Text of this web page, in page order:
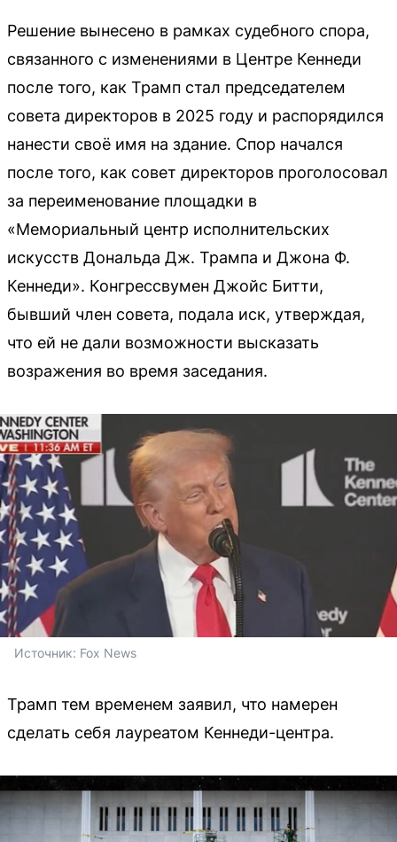
Решение вынесено в рамках судебного спора,
связанного с изменениями в Центре Кеннеди
после того, как Трамп стал председателем
совета директоров в 2025 году и распорядился
нанести своё имя на здание. Спор начался
после того, как совет директоров проголосовал
за переименование площадки в
«Мемориальный центр исполнительских
искусств Дональда Дж. Трампа и Джона Ф.
Кеннеди». Конгрессвумен Джойс Битти,
бывший член совета, подала иск, утверждая,
что ей не дали возможности высказать
возражения во время заседания.
Источник: Fox News
Трамп тем временем заявил, что намерен
сделать себя лауреатом Кеннеди-центра.